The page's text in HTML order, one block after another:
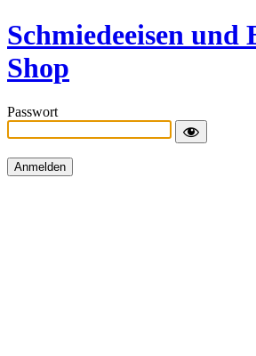
Schmiedeeisen und
Shop
Passwort